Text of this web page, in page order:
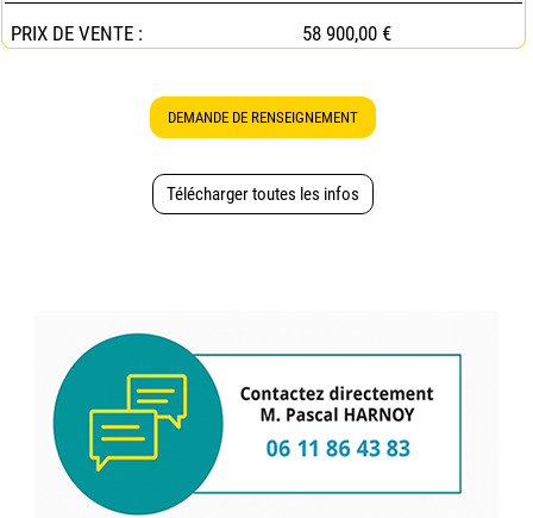
PRIX DE VENTE : 58 900,00 €
DEMANDE DE RENSEIGNEMENT
Télécharger toutes les infos